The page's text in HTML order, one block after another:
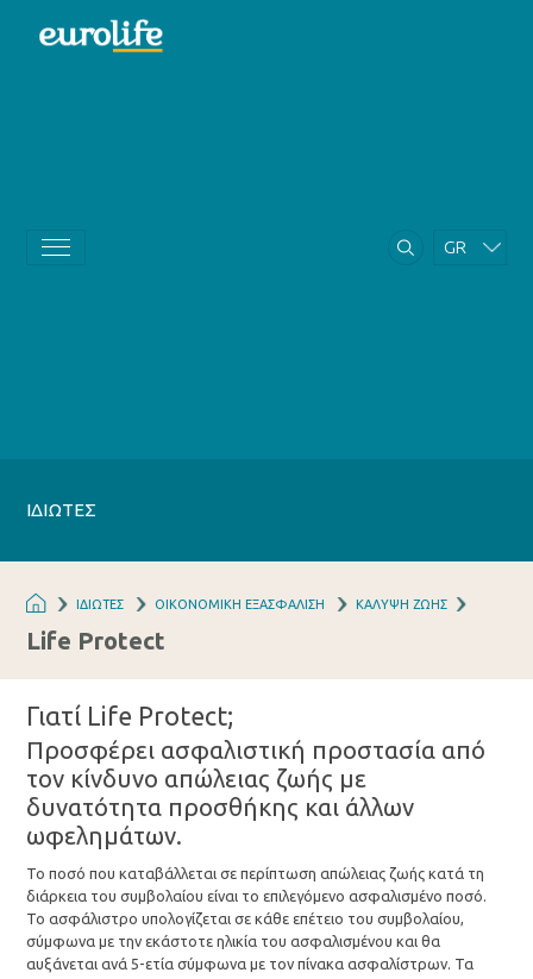
GR
ΙΔΙΩΤΕΣ
ΙΔΙΩΤΕΣ ΟΙΚΟΝΟΜΙΚΗ ΕΞΑΣΦΑΛΙΣΗ ΚΑΛΥΨΗ ΖΩΗΣ
Life Protect
Γιατί Life Protect;
Προσφέρει ασφαλιστική προστασία από
τον κίνδυνο απώλειας ζωής με
δυνατότητα προσθήκης και άλλων
ωφελημάτων.
Το ποσό που καταβάλλεται σε περίπτωση απώλειας ζωής κατά τη
διάρκεια του συμβολαίου είναι το επιλεγόμενο ασφαλισμένο ποσό.
Το ασφάλιστρο υπολογίζεται σε κάθε επέτειο του συμβολαίου,
σύμφωνα με την εκάστοτε ηλικία του ασφαλισμένου και θα
αυξάνεται ανά 5-ετία σύμφωνα με τον πίνακα ασφαλίστρων. Τα